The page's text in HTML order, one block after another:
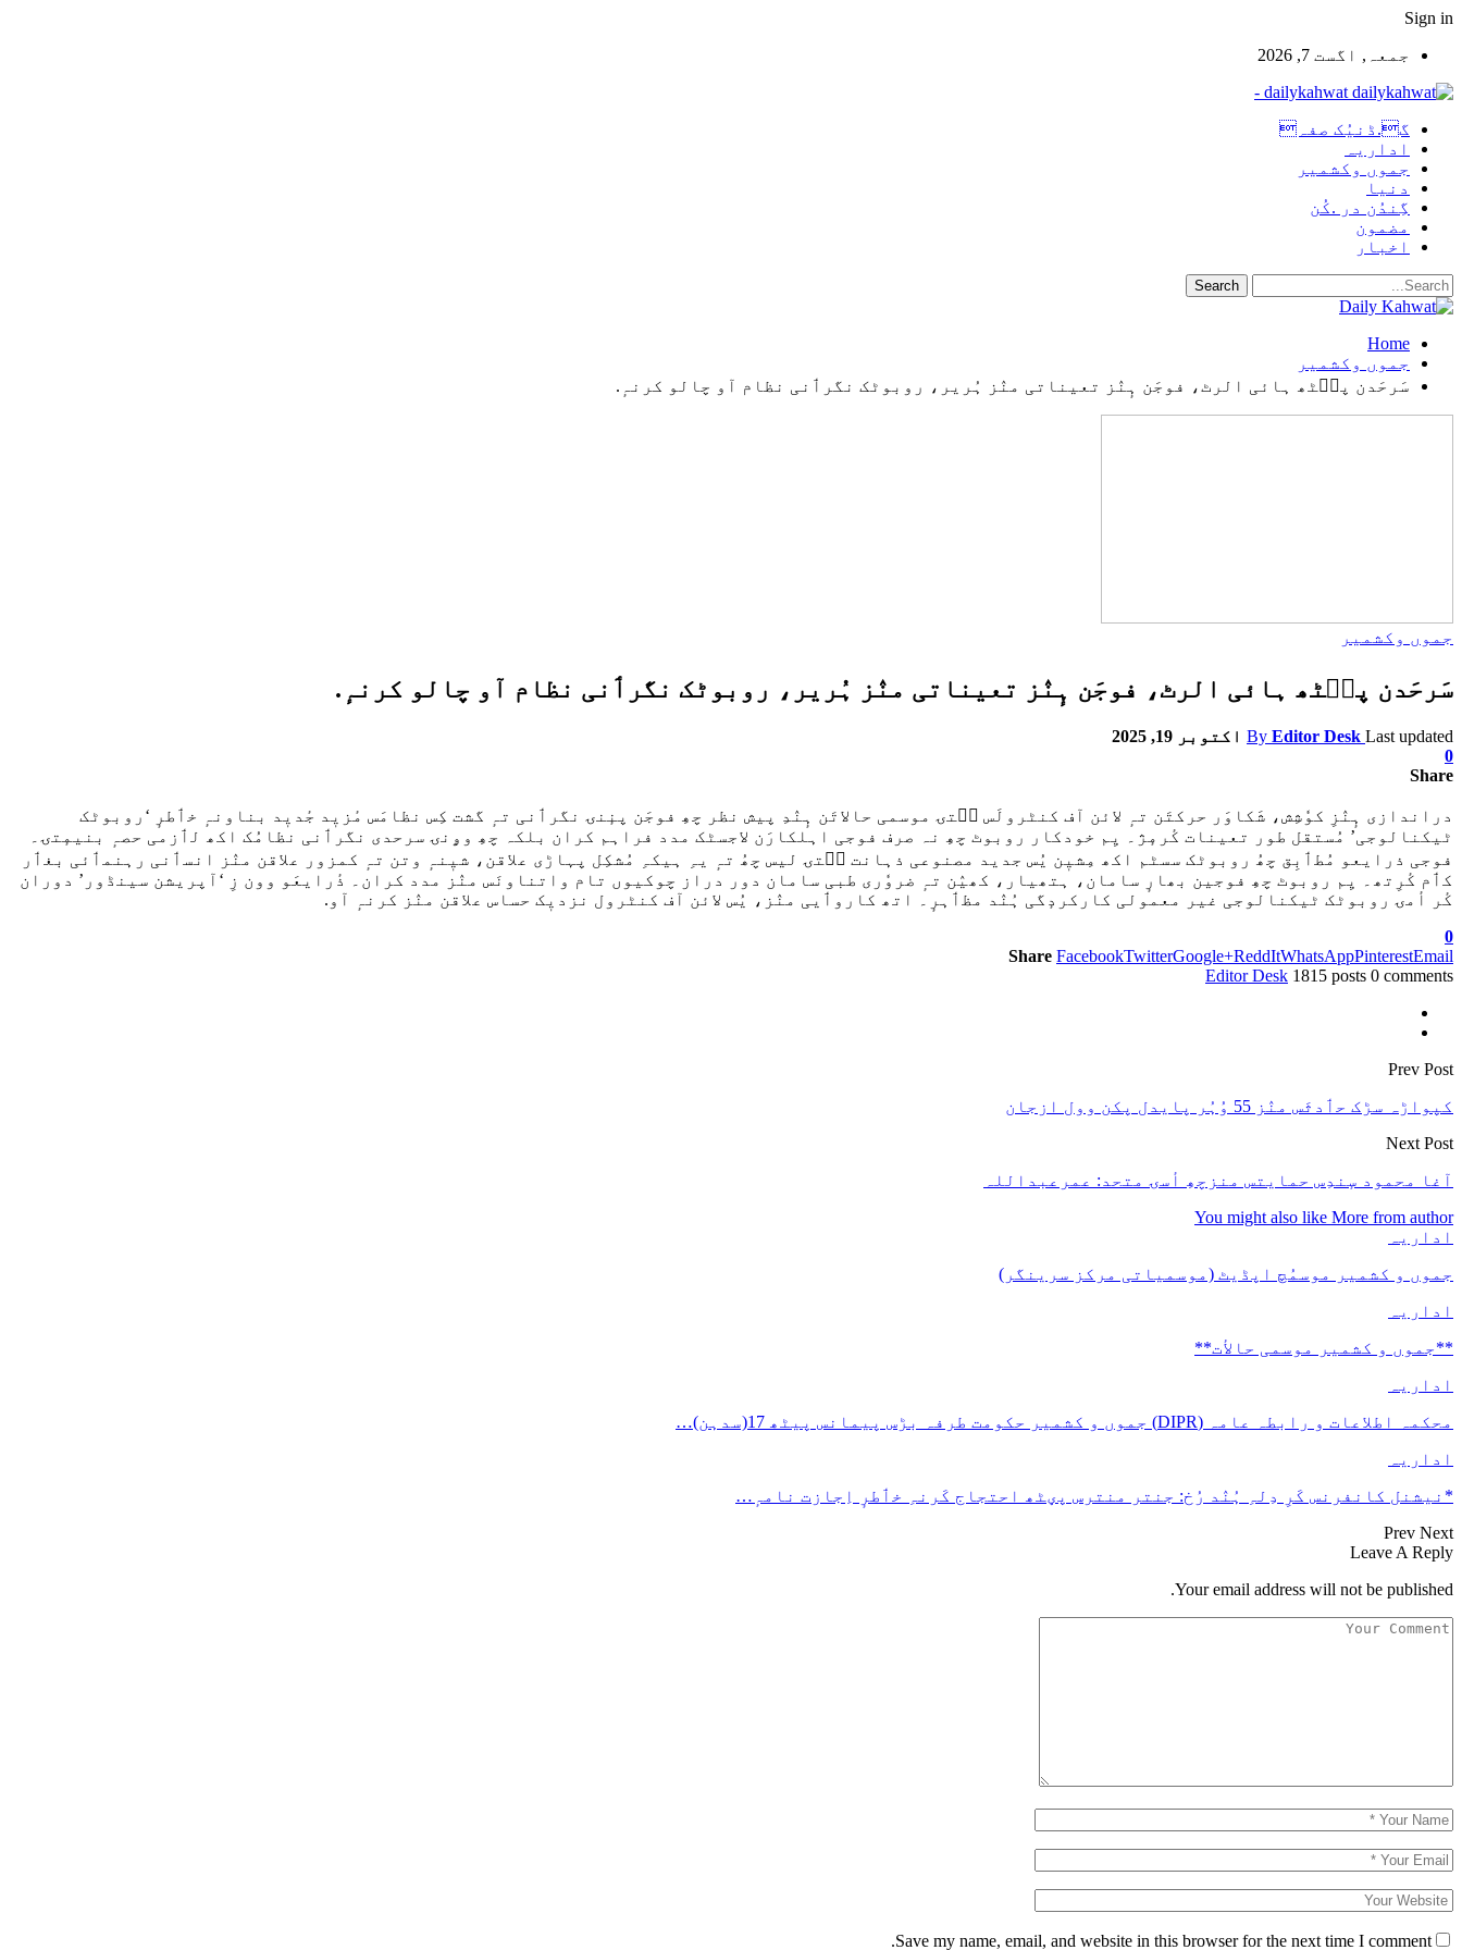
Sign in
جمعہ, اگست 7, 2026
dailykahwat -
گ.ڈنیُک صفہ
اداریہ
جموں وکشمیر
دنیا
گِندُن در .کُن
مضمون
اخبار
Home
جموں وکشمیر
سَرحَدن پٮ۪ٹھ ہائی الرٹ، فوجَن ہٕنٛز تعیناتی منٛز ہُریر، روبوٹک نگرٲنی نظام آو چالو کرنہٕ.
جموں وکشمیر
سَرحَدن پٮ۪ٹھ ہائی الرٹ، فوجَن ہٕنٛز تعیناتی منٛز ہُریر، روبوٹک نگرٲنی نظام آو چالو کرنہٕ.
By Editor Desk Last updated
اکتوبر 19, 2025
0
Share
دراندازی ہٕنٛزِ کوٗشِش، شَکاوَر حرکتَن تہٕ لائن آف کنٹرولَس سۭتۍ موسمی حالاتَن ہٕنٛدِ پیش نظر چھِ فوجَن پنٕنۍ نگرٲنی تہٕ گشت کِس نظامَس مٔزیٖد جٔدیٖد بناونہٕ خٲطرٕ ‘روبوٹک
ٹیکنالوجی’ مُستقل طور تعینات کٔرمٕژ۔ یِم خودکار روبوٹ چھِ نہ صرف فوجی اہلکارَن لاجسٹک مدد فراہم کران بلکہ چھِ وۄنۍ سرحدی نگرٲنی نظامُک اکھ لٲزمی حصہٕ بنیمٕتۍ۔
فوجی ذرایعو مُطٲبِق چھُ روبوٹک سسٹم اکھ مِشیٖن یُس جدید مصنوعی ذہانت سۭتۍ لیس چھُ تہٕ یہِ ہیکہِ مُشکِل پہاڑی علاقن، شیٖنہٕ وتن تہٕ کمزور علاقن منٛز انسٲنی رہنمٲئی بغٲر
کٲم کٔرِتھ۔ یِم روبوٹ چھِ فوجین بھارٕ سامان، ہتھیار، کھیٛن تہٕ ضروٗری طبی سامان دور دراز چوکیوں تام واتناونَس منٛز مدد کران۔ ذٔرایعَو وون زِ ‘آپریشن سینڈور’ دوران
کٔر أمۍ روبوٹک ٹیکنالوجی غیر معمولی کارکردٕگی ہُنٛد مظٲہرٕ۔ اتھ کاروٲیی منٛز، یُس لائن آف کنٹرول نزدیٖک حساس علاقن منٛز کرنہٕ آو.
0
Share FacebookTwitterGoogle+ReddItWhatsAppPinterestEmail
Editor Desk 1815 posts 0 comments
Prev Post
کپواڑہ سڑک حٲدثَس منٛز 55 وُہُر پایدل پکن وول ازجان
Next Post
آغا محمود سٕندِس حمایتس منزچھِ أسۍ متحد: عمرعبداللہ
You might also like More from author
اداریہ
جموں و کشمیر موسمُچ اپڈیٹ (موسمیاتی مرکز سرینگر)
اداریہ
**جموں و كشمیر موسمی حالأت**
اداریہ
محکمہ اطلاعات و رابطہ عامہ (DIPR) جموں و کشمیر حکومت طرفہ بڑس پیمانس پیٹھ 17(سدہن)…
اداریہ
*نیشنل کانفرنس کَرِ دِلہِ ہُنٛد رُخ: جنتر منترس پؠٹھ احتجاج کَرنہِ خٲطرٕ اِجازت نامہٕ…
Prev Next
Leave A Reply
Your email address will not be published.
Save my name, email, and website in this browser for the next time I comment.